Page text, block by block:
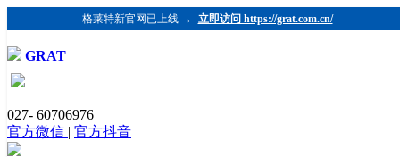
格莱特新官网已上线 → 立即访问 https://grat.com.cn/
GRAT
027- 60706976
官方微信 | 官方抖音
新的一年开启新的希望，新的空白承载新
的梦想。
发布时间：2020-12-30 浏览：853 格莱特控制阀